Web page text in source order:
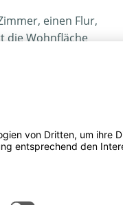
einen Flur,
die Wohnfläche
und bietet
Blick in den